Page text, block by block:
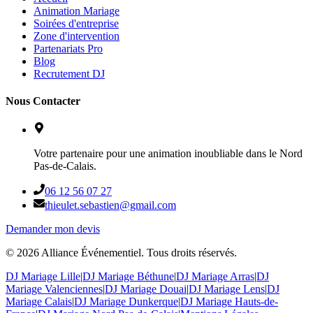
Animation Mariage
Soirées d'entreprise
Zone d'intervention
Partenariats Pro
Blog
Recrutement DJ
Nous Contacter
Votre partenaire pour une animation inoubliable dans le Nord
Pas-de-Calais.
06 12 56 07 27
thieulet.sebastien@gmail.com
Demander mon devis
© 2026 Alliance Événementiel. Tous droits réservés.
DJ Mariage Lille|DJ Mariage Béthune|DJ Mariage Arras|DJ
Mariage Valenciennes|DJ Mariage Douai|DJ Mariage Lens|DJ
Mariage Calais|DJ Mariage Dunkerque|DJ Mariage Hauts-de-